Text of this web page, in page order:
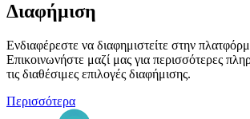
Διαφήμιση
Ενδιαφέρεστε να διαφημιστείτε στην
Επικοινωνήστε μαζί μας για περισσότερες
τις διαθέσιμες επιλογές διαφήμισης.
Περισσότερα